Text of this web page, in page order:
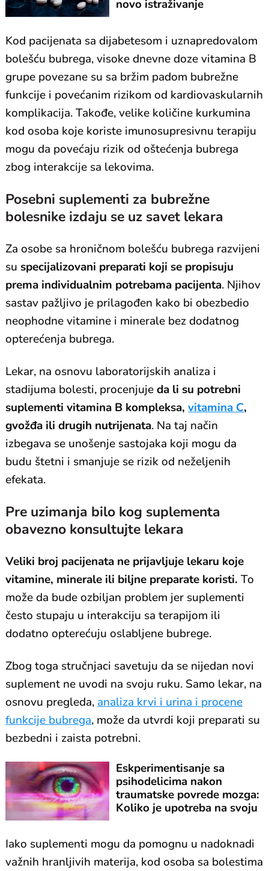
novo istraživanje
Kod pacijenata sa dijabetesom i uznapredovalom
bolešću bubrega, visoke dnevne doze vitamina B
grupe povezane su sa bržim padom bubrežne
funkcije i povećanim rizikom od kardiovaskularnih
komplikacija. Takođe, velike količine kurkumina
kod osoba koje koriste imunosupresivnu terapiju
mogu da povećaju rizik od oštećenja bubrega
zbog interakcije sa lekovima.
Posebni suplementi za bubrežne
bolesnike izdaju se uz savet lekara
Za osobe sa hroničnom bolešću bubrega razvijeni
su specijalizovani preparati koji se propisuju
prema individualnim potrebama pacijenta. Njihov
sastav pažljivo je prilagođen kako bi obezbedio
neophodne vitamine i minerale bez dodatnog
opterećenja bubrega.
Lekar, na osnovu laboratorijskih analiza i
stadijuma bolesti, procenjujeda li su potrebni
suplementi vitamina B kompleksa,vitamina C,
gvožđa ili drugih nutrijenata. Na taj način
izbegava se unošenje sastojaka koji mogu da
budu štetni i smanjuje se rizik od neželjenih
efekata.
Pre uzimanja bilo kog suplementa
obavezno konsultujte lekara
Veliki broj pacijenata ne prijavljuje lekaru koje
vitamine, minerale ili biljne preparate koristi. To
može da bude ozbiljan problem jer suplementi
često stupaju u interakciju sa terapijom ili
dodatno opterećuju oslabljene bubrege.
Zbog toga stručnjaci savetuju da se nijedan novi
suplement ne uvodi na svoju ruku. Samo lekar, na
osnovu pregleda, analiza krvi i urina i procene
funkcije bubrega, može da utvrdi koji preparati su
bezbedni i zaista potrebni.
Eskperimentisanje sa
psihodelicima nakon
traumatske povrede mozga:
Koliko je upotreba na svoju
Iako suplementi mogu da pomognu u nadoknadi
važnih hranljivih materija, kod osoba sa bolestima